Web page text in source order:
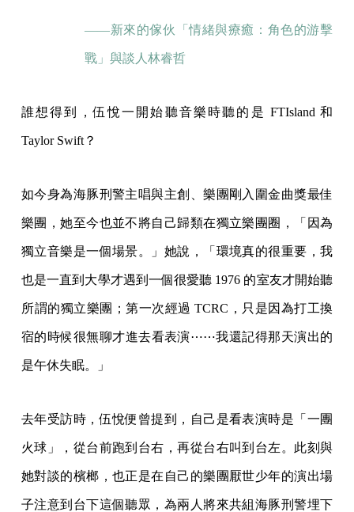
——新來的傢伙「情緒與療癒：角色的游擊
戰」與談人林睿哲
誰想得到，伍悅一開始聽音樂時聽的是 FTIsland 和
Taylor Swift？
如今身為海豚刑警主唱與主創、樂團剛入圍金曲獎最佳
樂團，她至今也並不將自己歸類在獨立樂團圈，「因為
獨立音樂是一個場景。」她說，「環境真的很重要，我
也是一直到大學才遇到一個很愛聽 1976 的室友才開始聽
所謂的獨立樂團；第一次經過 TCRC，只是因為打工換
宿的時候很無聊才進去看表演⋯⋯我還記得那天演出的
是午休失眠。」
去年受訪時，伍悅便曾提到，自己是看表演時是「一團
火球」，從台前跑到台右，再從台右叫到台左。此刻與
她對談的檳榔，也正是在自己的樂團厭世少年的演出場
子注意到台下這個聽眾，為兩人將來共組海豚刑警埋下